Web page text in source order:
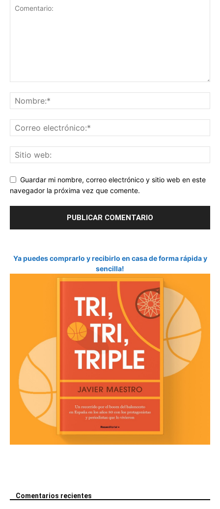
Guardar mi nombre, correo electrónico y sitio web en este
navegador la próxima vez que comente.
Ya puedes comprarlo y recibirlo en casa de forma rápida y
sencilla!
Comentarios recientes